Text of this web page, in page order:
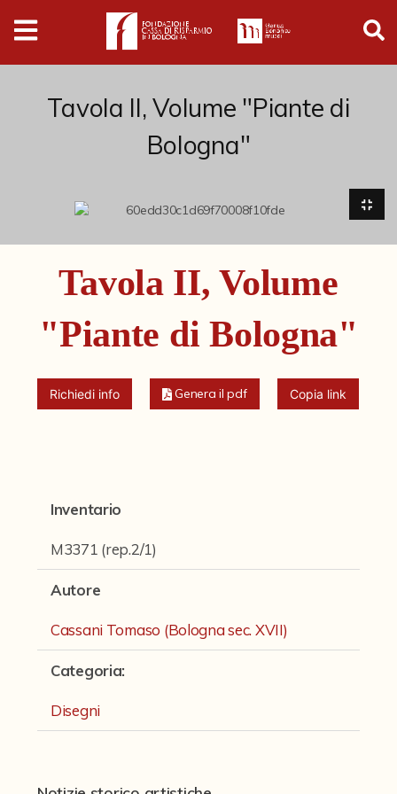
Digital
Humanities
Donazioni
Collezioni
Cataloghi storici
Dipinti
Fondi archivistici e raccolte documentarie
Manoscritti
Sculture
Tavola II, Volume "Piante di
Bologna"
Tavola II, Volume
"Piante di Bologna"
Richiedi info Genera il pdf Copia link
Inventario
M3371 (rep.2/1)
Autore
Cassani Tomaso (Bologna sec. XVII)
Categoria:
Disegni